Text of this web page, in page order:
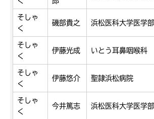
そしゃ
く
磯部貴之 浜松医科大学医学
そしゃ
く
伊藤光成 いとう耳鼻咽喉科
そしゃ
く
伊藤悠介 聖隷浜松病院
そしゃ
く
今井篤志 浜松医科大学医学